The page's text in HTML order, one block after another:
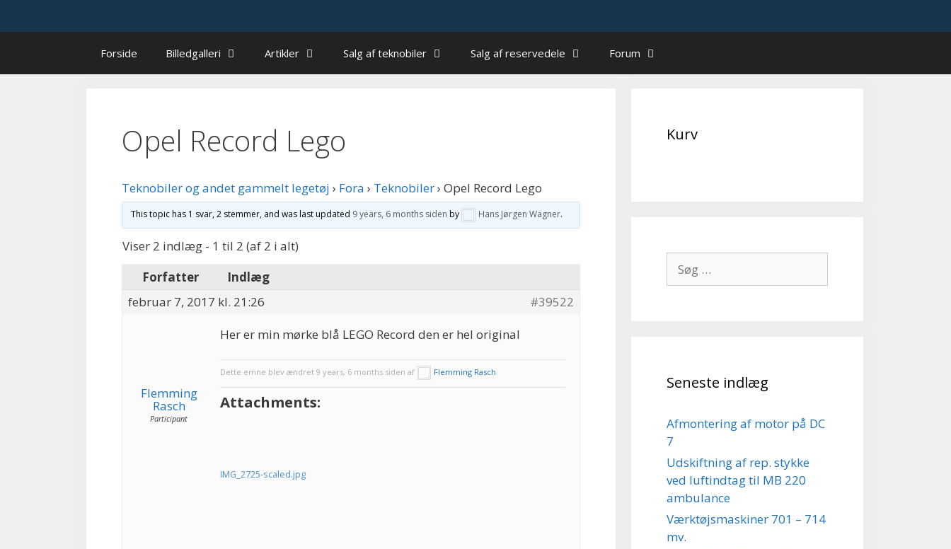
Forside Billedgalleri Artikler Salg af teknobiler Salg af reservedele Forum
Opel Record Lego
Teknobiler og andet gammelt legetøj › Fora › Teknobiler› Opel Record Lego
This topic has 1 svar, 2 stemmer, and was last updated 9 years, 6 months siden by Hans Jørgen Wagner.
Viser 2 indlæg - 1 til 2 (af 2 i alt)
Forfatter
Indlæg
februar 7, 2017 kl. 21:26
#39522
Flemming
Rasch
Participant
Her er min mørke blå LEGO Record den er hel original
Dette emne blev ændret 9 years, 6 months siden af Flemming Rasch
Attachments:
IMG_2725-scaled.jpg
Kurv
efter:
Seneste indlæg
Afmontering af motor på DC
7
Udskiftning af rep. stykke
ved luftindtag til MB 220
ambulance
Værktøjsmaskiner 701 – 714
mv.